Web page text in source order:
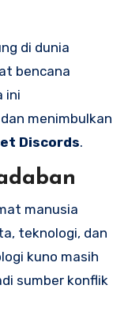
di dunia
bencana
ini
menimbulkan
Discords.
manusia
teknologi, dan
kuno masih
sumber konflik